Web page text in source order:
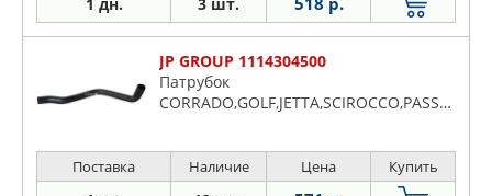
JP GROUP 1114304500
Патрубок
CORRADO,GOLF,JETTA,SCIROCCO,PASSAT
Поставка Наличие Цена Купить